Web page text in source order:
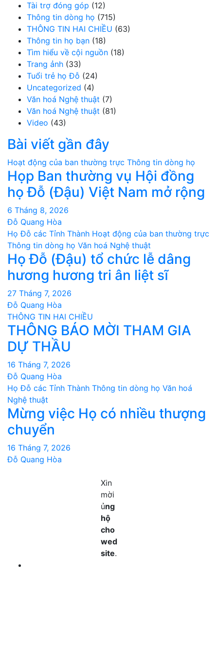
Tài trợ đóng góp (12)
Thông tin dòng họ (715)
THÔNG TIN HAI CHIỀU (63)
Thông tin họ bạn (18)
Tìm hiểu về cội nguồn (18)
Trang ảnh (33)
Tuổi trẻ họ Đỗ (24)
Uncategorized (4)
Văn hoá Nghệ thuật (7)
Văn hoá Nghệ thuật (81)
Video (43)
Bài viết gần đây
Hoạt động của ban thường trực Thông tin dòng họ
Họp Ban thường vụ Hội đồng
họ Đỗ (Đậu) Việt Nam mở rộng
6 Tháng 8, 2026
Đỗ Quang Hòa
Họ Đỗ các Tỉnh Thành Hoạt động của ban thường trực
Thông tin dòng họ Văn hoá Nghệ thuật
Họ Đỗ (Đậu) tổ chức lễ dâng
hương hương tri ân liệt sĩ
27 Tháng 7, 2026
Đỗ Quang Hòa
THÔNG TIN HAI CHIỀU
THÔNG BÁO MỜI THAM GIA
DỰ THẦU
16 Tháng 7, 2026
Đỗ Quang Hòa
Họ Đỗ các Tỉnh Thành Thông tin dòng họ Văn hoá
Nghệ thuật
Mừng việc Họ có nhiều thượng
chuyển
16 Tháng 7, 2026
Đỗ Quang Hòa
Xin
mời
ủng
hộ
cho
wed
site.